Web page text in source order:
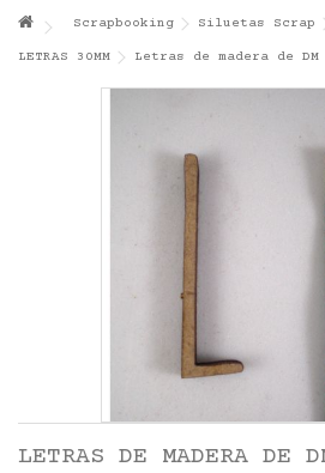
Scrapbooking Siluetas Scrap
LETRAS 30MM Letras de madera de
LETRAS DE MADERA DE